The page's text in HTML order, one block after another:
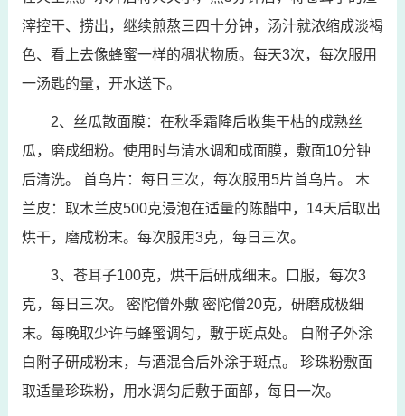
滓控干、捞出，继续煎熬三四十分钟，汤汁就浓缩成淡褐
色、看上去像蜂蜜一样的稠状物质。每天3次，每次服用
一汤匙的量，开水送下。
2、丝瓜散面膜：在秋季霜降后收集干枯的成熟丝
瓜，磨成细粉。使用时与清水调和成面膜，敷面10分钟
后清洗。 首乌片：每日三次，每次服用5片首乌片。 木
兰皮：取木兰皮500克浸泡在适量的陈醋中，14天后取出
烘干，磨成粉末。每次服用3克，每日三次。
3、苍耳子100克，烘干后研成细末。口服，每次3
克，每日三次。 密陀僧外敷 密陀僧20克，研磨成极细
末。每晚取少许与蜂蜜调匀，敷于斑点处。 白附子外涂
白附子研成粉末，与酒混合后外涂于斑点。 珍珠粉敷面
取适量珍珠粉，用水调匀后敷于面部，每日一次。